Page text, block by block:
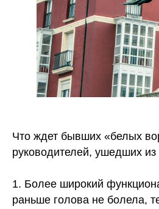
Что ждет бывших «белых
руководителей, ушедших
1. Более широкий
раньше голова не болела,